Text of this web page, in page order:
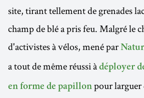
site, tirant tellement de grenades
champ de blé a pris feu. Malgré le
d'activistes à vélos, mené par
a tout de même réussi à déployer
en forme de papillon pour larguer